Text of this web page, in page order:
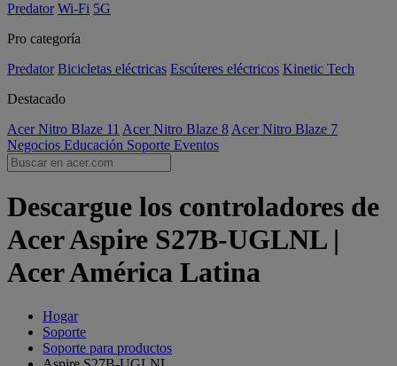
Predator Wi-Fi 5G
Pro categoría
Predator Bicicletas eléctricas Escúteres eléctricos Kinetic Tech
Destacado
Acer Nitro Blaze 11 Acer Nitro Blaze 8 Acer Nitro Blaze 7
Negocios Educación Soporte Eventos
Descargue los controladores de
Acer Aspire S27B-UGLNL |
Acer América Latina
Hogar
Soporte
Soporte para productos